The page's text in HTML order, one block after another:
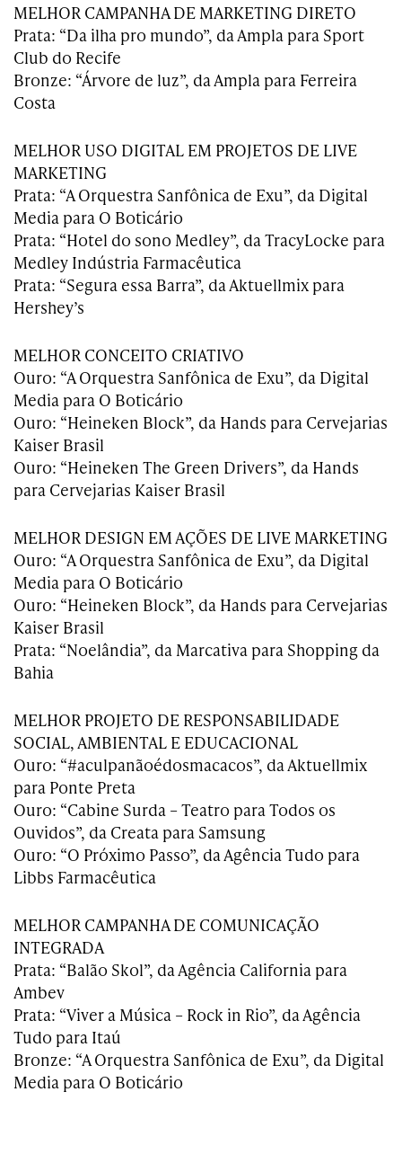
MELHOR CAMPANHA DE MARKETING DIRETO
Prata: “Da ilha pro mundo”, da Ampla para Sport
Club do Recife
Bronze: “Árvore de luz”, da Ampla para Ferreira
Costa
MELHOR USO DIGITAL EM PROJETOS DE LIVE
MARKETING
Prata: “A Orquestra Sanfônica de Exu”, da Digital
Media para O Boticário
Prata: “Hotel do sono Medley”, da TracyLocke para
Medley Indústria Farmacêutica
Prata: “Segura essa Barra”, da Aktuellmix para
Hershey’s
MELHOR CONCEITO CRIATIVO
Ouro: “A Orquestra Sanfônica de Exu”, da Digital
Media para O Boticário
Ouro: “Heineken Block”, da Hands para Cervejarias
Kaiser Brasil
Ouro: “Heineken The Green Drivers”, da Hands
para Cervejarias Kaiser Brasil
MELHOR DESIGN EM AÇÕES DE LIVE MARKETING
Ouro: “A Orquestra Sanfônica de Exu”, da Digital
Media para O Boticário
Ouro: “Heineken Block”, da Hands para Cervejarias
Kaiser Brasil
Prata: “Noelândia”, da Marcativa para Shopping da
Bahia
MELHOR PROJETO DE RESPONSABILIDADE
SOCIAL, AMBIENTAL E EDUCACIONAL
Ouro: “#aculpanãoédosmacacos”, da Aktuellmix
para Ponte Preta
Ouro: “Cabine Surda – Teatro para Todos os
Ouvidos”, da Creata para Samsung
Ouro: “O Próximo Passo”, da Agência Tudo para
Libbs Farmacêutica
MELHOR CAMPANHA DE COMUNICAÇÃO
INTEGRADA
Prata: “Balão Skol”, da Agência California para
Ambev
Prata: “Viver a Música – Rock in Rio”, da Agência
Tudo para Itaú
Bronze: “A Orquestra Sanfônica de Exu”, da Digital
Media para O Boticário